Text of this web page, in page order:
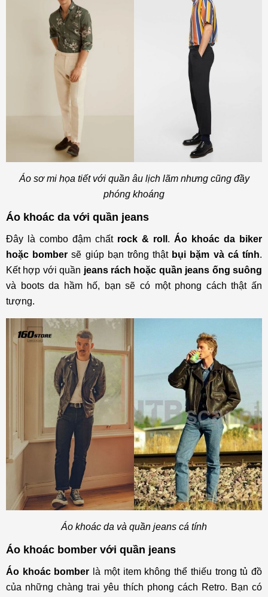
Áo sơ mi họa tiết với quần âu lịch lãm nhưng cũng đầy
phóng khoáng
Áo khoác da với quần jeans
Đây là combo đậm chất rock & roll . Áo khoác da biker
hoặc bomber sẽ giúp bạn trông thật bụi bặm và cá tính.
Kết hợp với quần jeans rách hoặc quần jeans ống suông
và boots da hầm hố, bạn sẽ có một phong cách thật ấn
tượng.
Áo khoác da và quần jeans cá tính
Áo khoác bomber với quần jeans
Áo khoác bomber là một item không thể thiếu trong tủ đồ
của những chàng trai yêu thích phong cách Retro. Bạn có